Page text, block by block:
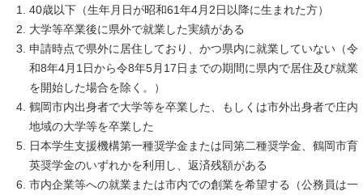
40歳以下（生年月日が昭和61年4月2日以降に生まれた方）
大学等卒業後に県外で就業した実績がある
申請時点で県外に居住しており、かつ県内に就業していない（令
和8年4月1日から令8年5月17日までの期間に県内で居住及び就業
を開始した場合を除く。）
鶴岡市内出身者で大学等を卒業した、もしくは市外出身者で庄内
地域の大学等を卒業した
日本学生支援機構第一種奨学金または同第二種奨学金、鶴岡市育
英奨学金のいずれかを利用し、返済残額がある
市内企業等への就業または市内での創業を希望する（公務員は一